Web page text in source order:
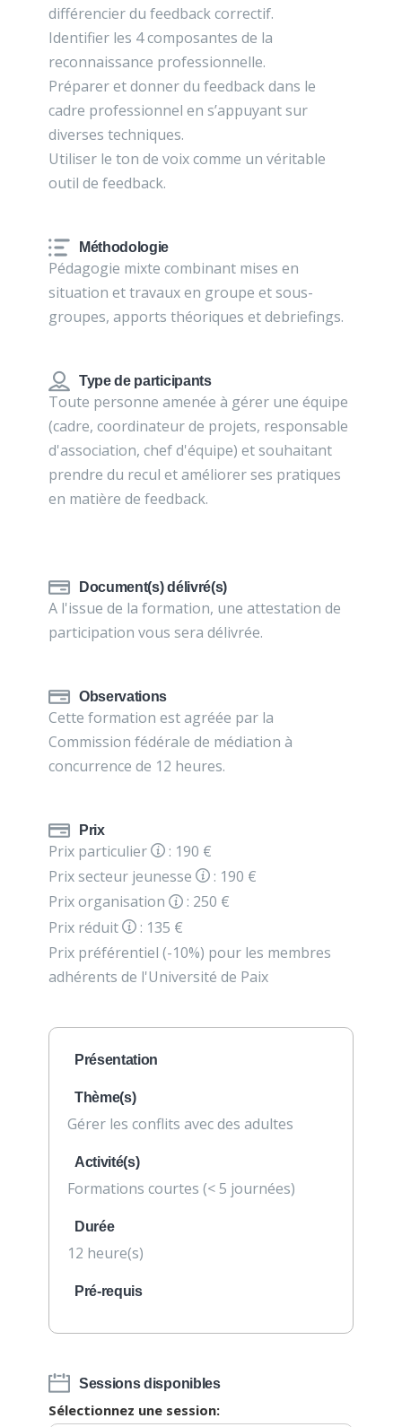
différencier du feedback correctif.
Identifier les 4 composantes de la
reconnaissance professionnelle.
Préparer et donner du feedback dans le
cadre professionnel en s’appuyant sur
diverses techniques.
Utiliser le ton de voix comme un véritable
outil de feedback.
Méthodologie
Pédagogie mixte combinant mises en
situation et travaux en groupe et sous-
groupes, apports théoriques et debriefings.
Type de participants
Toute personne amenée à gérer une équipe
(cadre, coordinateur de projets, responsable
d'association, chef d'équipe) et souhaitant
prendre du recul et améliorer ses pratiques
en matière de feedback.
Document(s) délivré(s)
A l'issue de la formation, une attestation de
participation vous sera délivrée.
Observations
Cette formation est agréée par la
Commission fédérale de médiation à
concurrence de 12 heures.
Prix
Prix particulier
: 190 €
Prix secteur jeunesse
: 190 €
Prix organisation
: 250 €
Prix réduit
: 135 €
Prix préférentiel (-10%) pour les membres
adhérents de l'Université de Paix
Présentation
Thème(s)
Gérer les conflits avec des adultes
Activité(s)
Formations courtes (< 5 journées)
Durée
12 heure(s)
Pré-requis
Sessions disponibles
Sélectionnez une session: